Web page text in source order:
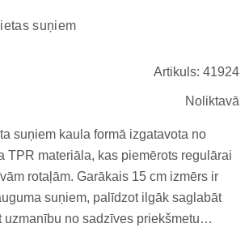
suņiem
Artikuls: 41924
Noliktavā
suņiem kaula formā izgatavota no
TPR materiāla, kas piemērots regulārai
rotaļām. Garākais 15 cm izmērs ir
suņiem, palīdzot ilgāk saglabāt
uzmanību no sadzīves priekšmetu